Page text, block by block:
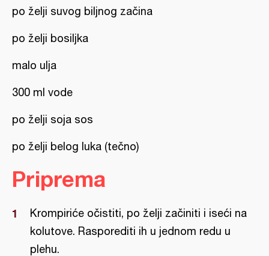
po želji suvog biljnog začina
po želji bosiljka
malo ulja
300 ml vode
po želji soja sos
po želji belog luka (tečno)
Priprema
Krompiriće očistiti, po želji začiniti i iseći na
kolutove. Rasporediti ih u jednom redu u
plehu.